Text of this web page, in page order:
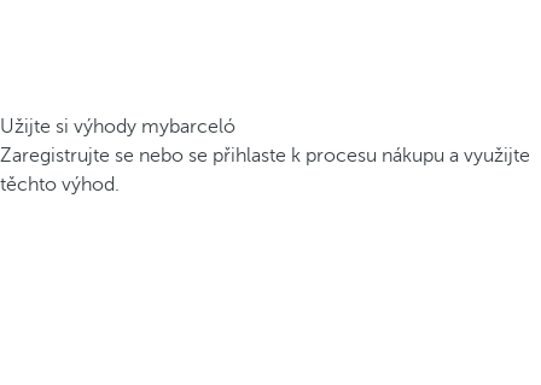
Užijte si výhody mybarceló
Zaregistrujte se nebo se přihlaste k procesu nákupu a využijte
těchto výhod.